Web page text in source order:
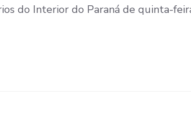
do Interior do Paraná de quinta-